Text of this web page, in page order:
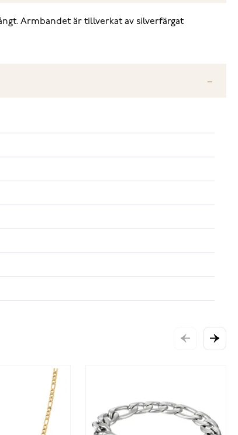
Armbandet är tillverkat av silverfärgat